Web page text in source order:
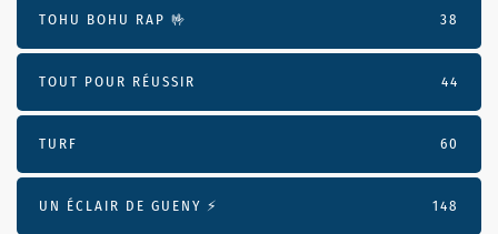
TOHU BOHU RAP 🤟 38
TOUT POUR RÉUSSIR 44
TURF 60
UN ÉCLAIR DE GUENY ⚡️ 148